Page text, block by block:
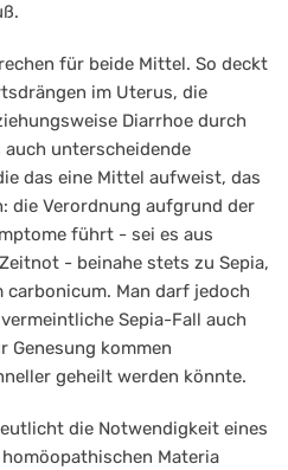
für beide Mittel. So deckt
im Uterus, die
Diarrhoe durch
unterscheidende
das eine Mittel aufweist, das
die Verordnung aufgrund der
führt - sei es aus
- beinahe stets zu Sepia,
Man darf jedoch
Sepia-Fall auch
Genesung kommen
geheilt werden könnte.
die Notwendigkeit eines
Materia